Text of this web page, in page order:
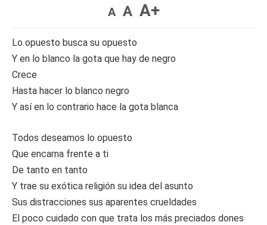
A A A+
Lo opuesto busca su opuesto
Y en lo blanco la gota que hay de negro
Crece
Hasta hacer lo blanco negro
Y así en lo contrario hace la gota blanca
Todos deseamos lo opuesto
Que encarna frente a ti
De tanto en tanto
Y trae su exótica religión su idea del asunto
Sus distracciones sus aparentes crueldades
El poco cuidado con que trata los más preciados dones